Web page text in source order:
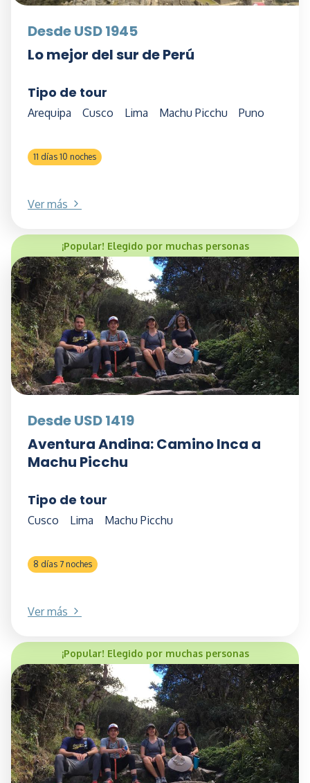
Desde USD 1945
Lo mejor del sur de Perú
Tipo de tour
Arequipa Cusco Lima Machu Picchu Puno
11 días 10 noches
Ver más
¡Popular! Elegido por muchas personas
Desde USD 1419
Aventura Andina: Camino Inca a
Machu Picchu
Tipo de tour
Cusco Lima Machu Picchu
8 días 7 noches
Ver más
¡Popular! Elegido por muchas personas